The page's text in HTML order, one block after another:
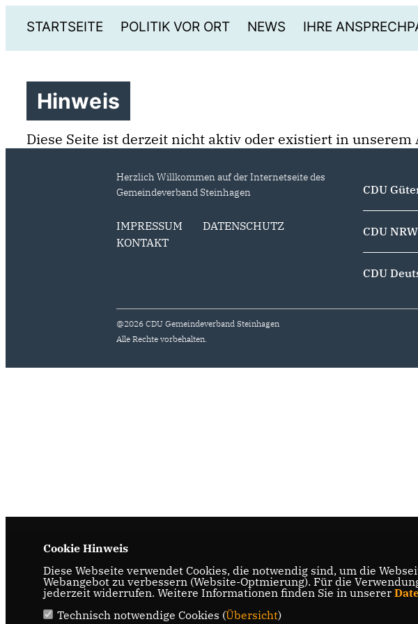
STARTSEITE POLITIK VOR ORT NEWS IHRE
Hinweis
Diese Seite ist derzeit nicht aktiv oder existiert in unserem
Herzlich Willkommen auf der Internetseite des
Gemeindeverband Steinhagen
IMPRESSUM
DATENSCHUTZ
KONTAKT
CDU
CDU NRW
CDU
@2026 CDU Gemeindeverband Steinhagen
Alle Rechte vorbehalten.
Cookie Hinweis
Diese Webseite verwendet Cookies, die notwendig sind, um die
Webangebot zu verbessern (Website-Optmierung). Für die
jederzeit widerrufen. Weitere Informationen finden Sie in unserer
Technisch notwendige Cookies (Übersicht)